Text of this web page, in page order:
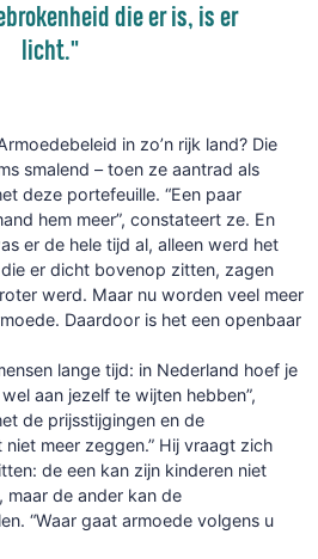
die er is, is er
licht."
in zo’n rijk land? Die
smalend – toen ze aantrad als
deze portefeuille. “Een paar
hem meer”, constateert ze. En
er de hele tijd al, alleen werd het
er dicht bovenop zitten, zagen
werd. Maar nu worden veel meer
Daardoor is het een openbaar
lange tijd: in Nederland hoef je
aan jezelf te wijten hebben”,
de prijsstijgingen en de
meer zeggen.” Hij vraagt zich
de een kan zijn kinderen niet
maar de ander kan de
“Waar gaat armoede volgens u